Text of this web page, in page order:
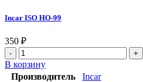
Incar ISO HO-99
350 ₽
В корзину
Производитель
Incar